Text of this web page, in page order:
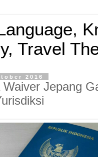
Travel
2016
Waiver Jepang